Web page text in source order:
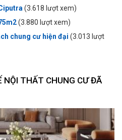
(3.618 lượt xem)
(3.880 lượt xem)
chung cư hiện đại (3.013 lượt
NỘI THẤT CHUNG CƯ ĐÃ